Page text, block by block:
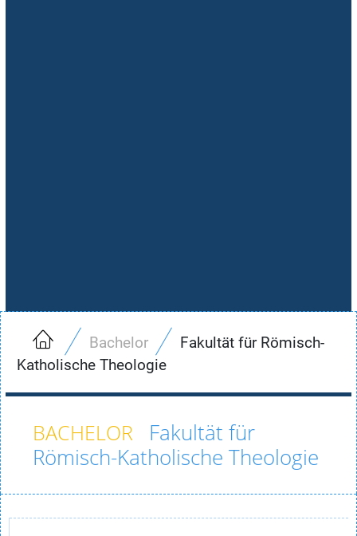
Bachelor
Fakultät für Römisch-
Katholische Theologie
Fakultät für
Römisch-Katholische Theologie